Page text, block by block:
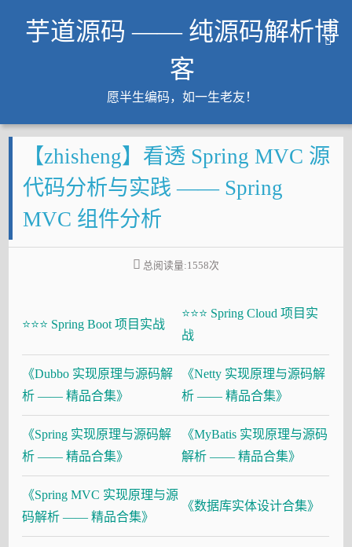
芋道源码 —— 纯源码解析博
客
愿半生编码，如一生老友！
文章
知识星球
Github
微信公众号
【zhisheng】看透 Spring MVC 源
代码分析与实践 —— Spring
MVC 组件分析
总阅读量:1558次
⭐⭐⭐ Spring Boot 项目实战
⭐⭐⭐ Spring Cloud 项目实
战
《Dubbo 实现原理与源码解
析 —— 精品合集》
《Netty 实现原理与源码解
析 —— 精品合集》
《Spring 实现原理与源码解
析 —— 精品合集》
《MyBatis 实现原理与源码
解析 —— 精品合集》
《Spring MVC 实现原理与源
码解析 —— 精品合集》
《数据库实体设计合集》